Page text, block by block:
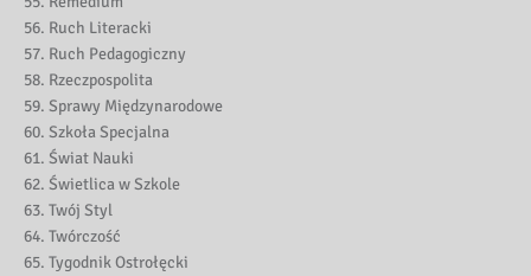
Ruch Literacki
Ruch Pedagogiczny
Rzeczpospolita
Sprawy Międzynarodowe
Szkoła Specjalna
Świat Nauki
Świetlica w Szkole
Twój Styl
Twórczość
Tygodnik Ostrołęcki